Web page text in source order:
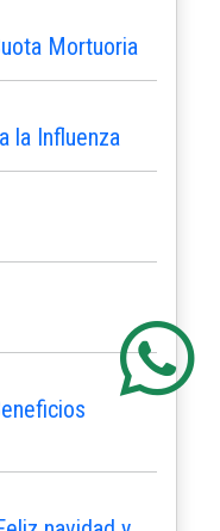
Mortuoria
la Influenza